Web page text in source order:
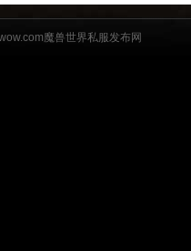
魔兽世界私服发布网